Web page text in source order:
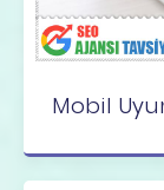
Mobil